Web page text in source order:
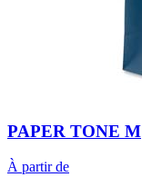
PAPER TONE M
À partir de